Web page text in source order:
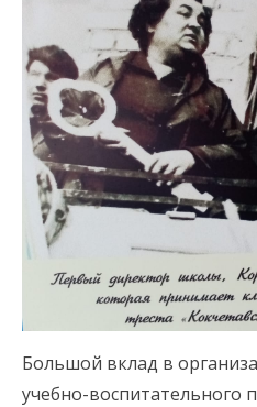
Большой вклад в
учебно-воспитательного